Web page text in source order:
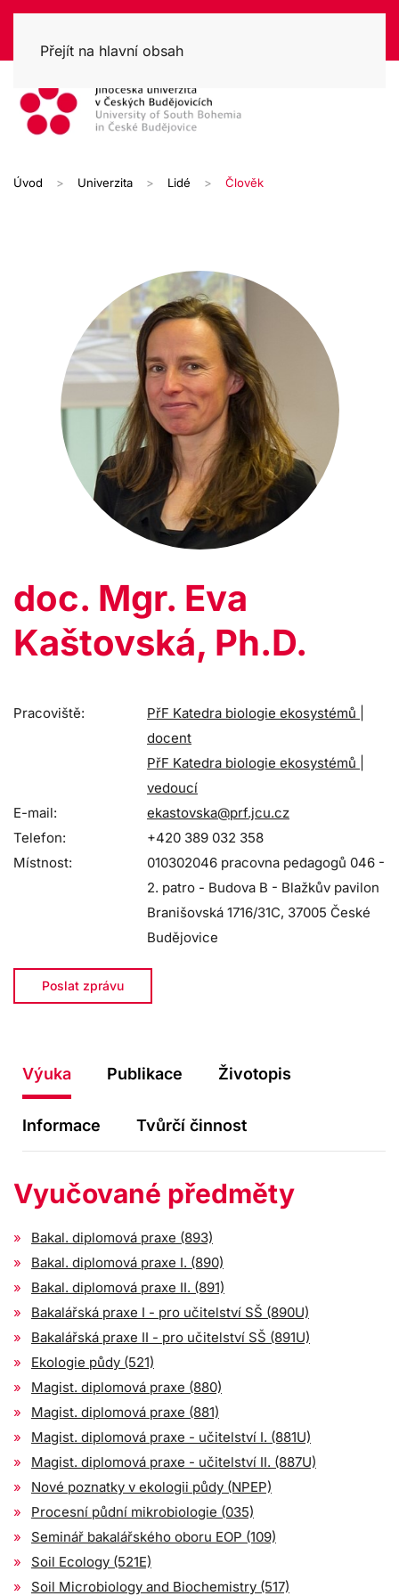
Přejít na hlavní obsah
Úvod Univerzita Lidé Člověk
doc. Mgr. Eva
Kaštovská, Ph.D.
Pracoviště:
PřF Katedra biologie ekosystémů |
docent
PřF Katedra biologie ekosystémů |
vedoucí
E-mail:
ekastovska@prf.jcu.cz
Telefon:
+420 389 032 358
Místnost:
010302046 pracovna pedagogů 046 -
2. patro - Budova B - Blažkův pavilon
Branišovská 1716/31C, 37005 České
Budějovice
Poslat zprávu
Výuka Publikace Životopis
Informace Tvůrčí činnost
Vyučované předměty
Bakal. diplomová praxe (893)
Bakal. diplomová praxe I. (890)
Bakal. diplomová praxe II. (891)
Bakalářská praxe I - pro učitelství SŠ (890U)
Bakalářská praxe II - pro učitelství SŠ (891U)
Ekologie půdy (521)
Magist. diplomová praxe (880)
Magist. diplomová praxe (881)
Magist. diplomová praxe - učitelství I. (881U)
Magist. diplomová praxe - učitelství II. (887U)
Nové poznatky v ekologii půdy (NPEP)
Procesní půdní mikrobiologie (035)
Seminář bakalářského oboru EOP (109)
Soil Ecology (521E)
Soil Microbiology and Biochemistry (517)